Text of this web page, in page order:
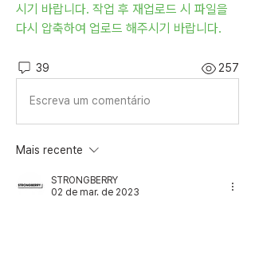
시기 바랍니다. 작업 후 재업로드 시 파일을
다시 압축하여 업로드 해주시기 바랍니다.
39 257
Escreva um comentário
Mais recente
STRONGBERRY
02 de mar. de 2023